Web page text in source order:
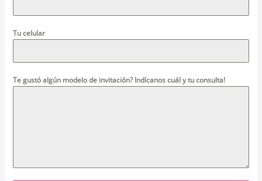
Tu celular
Te gustó algún modelo de invitación? Indícanos cuál y tu consulta!